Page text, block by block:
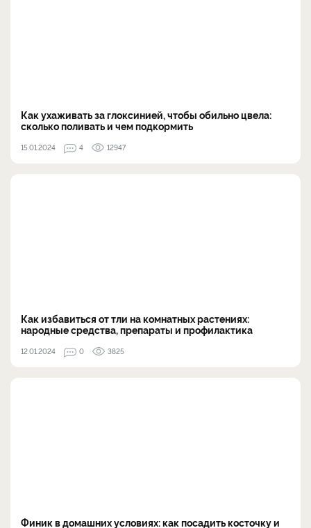
Как ухаживать за глоксинией, чтобы обильно цвела:
сколько поливать и чем подкормить
15.01.2024 4 12947
Как избавиться от тли на комнатных растениях:
народные средства, препараты и профилактика
12.01.2024 0 3825
Финик в домашних условиях: как посадить косточку и